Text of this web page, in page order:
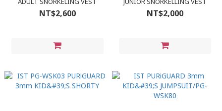
NT$2,600 NT$2,000